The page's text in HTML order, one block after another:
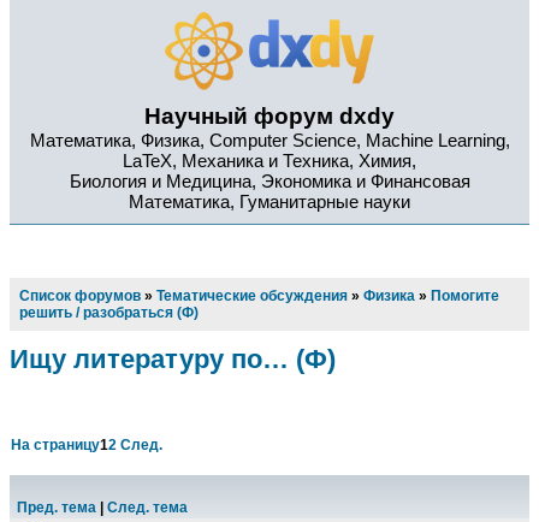
Научный форум dxdy
Математика, Физика, Computer Science, Machine Learning,
LaTeX, Механика и Техника, Химия,
Биология и Медицина, Экономика и Финансовая
Математика, Гуманитарные науки
Список форумов » Тематические обсуждения » Физика » Помогите
решить / разобраться (Ф)
Ищу литературу по… (Ф)
На страницу12 След.
Пред. тема
След. тема